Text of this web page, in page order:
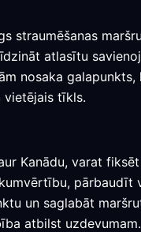
straumēšanas
atlasītu
nosaka galapunkts,
vietējais tīkls.
Kanādu, varat
pārbaudīt
un saglabāt
atbilst uzdevumam.